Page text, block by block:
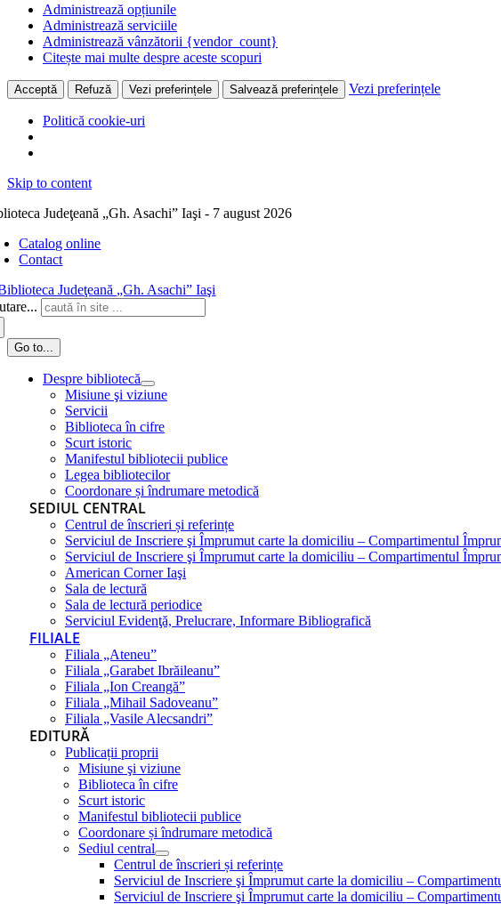
Administrează opțiunile
Administrează serviciile
Administrează vânzătorii {vendor_count}
Citește mai multe despre aceste scopuri
Acceptă Refuză Vezi preferințele Salvează preferințele Vezi preferințele
Politică cookie-uri
Skip to content
Judeţeană „Gh. Asachi” Iaşi - 7 august 2026
Catalog online
Contact
Go to...
Despre bibliotecă
Misiune şi viziune
Servicii
Biblioteca în cifre
Scurt istoric
Manifestul bibliotecii publice
Legea bibliotecilor
Coordonare și îndrumare metodică
SEDIUL CENTRAL
Centrul de înscrieri și referințe
Serviciul de Inscriere şi Împrumut carte la domiciliu – Compartimentul
Serviciul de Inscriere şi Împrumut carte la domiciliu – Compartimentul
American Corner Iaşi
Sala de lectură
Sala de lectură periodice
Serviciul Evidenţă, Prelucrare, Informare Bibliografică
FILIALE
Filiala „Ateneu”
Filiala „Garabet Ibrăileanu”
Filiala „Ion Creangă”
Filiala „Mihail Sadoveanu”
Filiala „Vasile Alecsandri”
EDITURĂ
Publicații proprii
Misiune şi viziune
Biblioteca în cifre
Scurt istoric
Manifestul bibliotecii publice
Coordonare și îndrumare metodică
Sediul central
Centrul de înscrieri și referințe
Serviciul de Inscriere şi Împrumut carte la domiciliu –
Serviciul de Inscriere şi Împrumut carte la domiciliu –